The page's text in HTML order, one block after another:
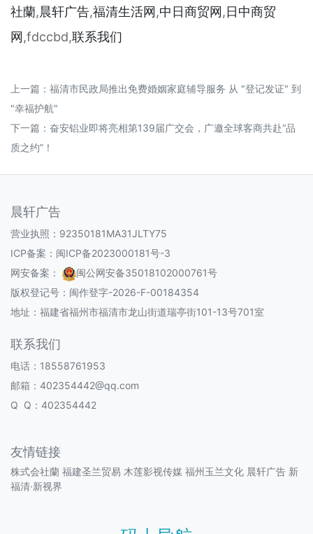
社蘭,晨轩广告,福清生活网,中日商贸网,日中商贸
网,fdccbd,联系我们
上一篇： 福清市民政局推出免费婚姻家庭辅导服务 从 "登记发证" 到
"幸福护航"
下一篇： 奋安铝业即将亮相第139届广交会，广邀全球客商共赴“品
质之约”！
晨轩广告
营业执照：92350181MA31JLTY75
ICP备案： 闽ICP备2023000181号-3
网安备案：
闽公网安备35018102000761号
版权登记号： 闽作登字-2026-F-00184354
地址：福建省福州市福清市龙山街道瑞亭街101-13号701室
联系我们
电话：18558761953
邮箱：402354442@qq.com
Q Q：402354442
友情链接
株式会社蘭 福建圣兰贸易 木莲影视传媒 福州玉兰文化 晨轩广告 新
福清·新视界